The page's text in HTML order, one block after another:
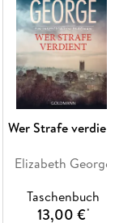
Wer Strafe
Elizabeth George
Taschenbuch
13,00 €*